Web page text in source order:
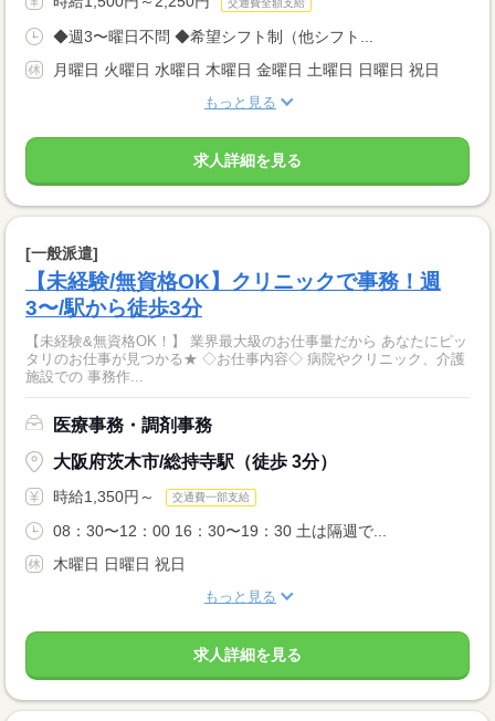
◆週3〜曜日不問 ◆希望シフト制（他シフト...
月曜日 火曜日 水曜日 木曜日 金曜日 土曜日 日曜日 祝日
もっと見る
求人詳細を見る
[一般派遣]
【未経験/無資格OK】クリニックで事務！週
3〜/駅から徒歩3分
【未経験&無資格OK！】 業界最大級のお仕事量だから あなたにピッ
タリのお仕事が見つかる★ ◇お仕事内容◇ 病院やクリニック、介護
施設での 事務作...
医療事務・調剤事務
大阪府茨木市/総持寺駅（徒歩 3分）
時給1,350円～ 交通費一部支給
08：30〜12：00 16：30〜19：30 土は隔週で...
木曜日 日曜日 祝日
もっと見る
求人詳細を見る